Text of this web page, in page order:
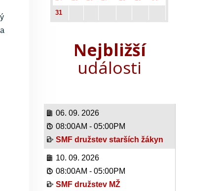
31
Nejbližší
události
06. 09. 2026
08:00AM - 05:00PM
SMF družstev starších žákyn
10. 09. 2026
08:00AM - 05:00PM
SMF družstev MŽ